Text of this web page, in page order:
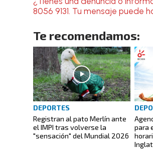
8056 9131. Tu mensaje puede
Te recomendamos:
DEPORTES
Registran al pato Merlín ante
el IMPI tras volverse la
"sensación" del Mundial 2026
para